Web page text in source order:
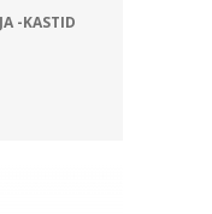
-KASTID